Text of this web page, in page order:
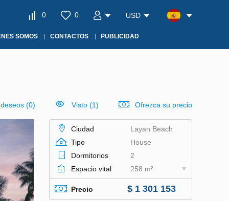
0 0 USD
SOMOS CONTACTOS PUBLICIDAD
(0) Visto (1) Ofrezca su precio
Ciudad
Layan Beach
Tipo
House
Dormitorios
2
Espacio vital
258 m²
Precio $ 1 301 153